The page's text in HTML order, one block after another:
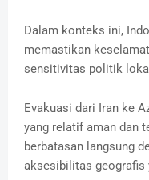
Dalam konteks ini,
memastikan
sensitivitas politik
Evakuasi dari Iran ke
yang relatif aman dan
berbatasan langsung
aksesibilitas geografis